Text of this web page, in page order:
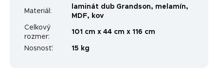
Materiál :
laminát dub Grandson, melamín,
MDF, kov
Celkový
rozmer:
101 cm x 44 cm x 116 cm
Nosnosť: 15 kg